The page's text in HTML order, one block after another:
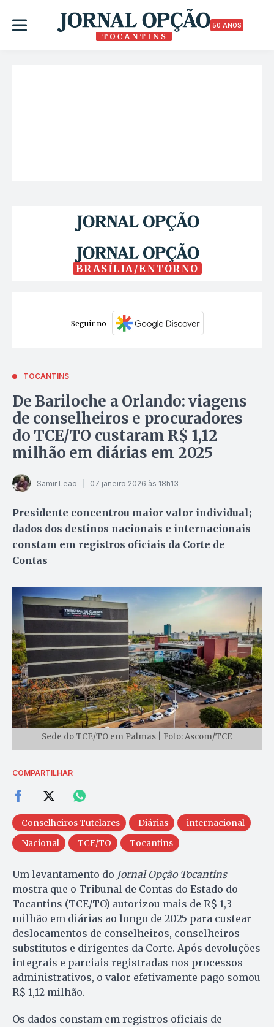
50 ANOS
BRASÍLIA/ENTORNO
Seguir no
TOCANTINS
De Bariloche a Orlando: viagens
de conselheiros e procuradores
do TCE/TO custaram R$ 1,12
milhão em diárias em 2025
Samir Leão 07 janeiro 2026 às 18h13
Presidente concentrou maior valor individual;
dados dos destinos nacionais e internacionais
constam em registros oficiais da Corte de
Contas
Sede do TCE/TO em Palmas | Foto: Ascom/TCE
COMPARTILHAR
Conselheiros Tutelares Diárias
internacional
Nacional
TCE/TO Tocantins
Um levantamento do Jornal Opção Tocantins
mostra que o Tribunal de Contas do Estado do
Tocantins (TCE/TO) autorizou mais de R$ 1,3
milhão em diárias ao longo de 2025 para custear
deslocamentos de conselheiros, conselheiros
substitutos e dirigentes da Corte. Após devoluções
integrais e parciais registradas nos processos
administrativos, o valor efetivamente pago somou
R$ 1,12 milhão.
Os dados constam em registros oficiais de